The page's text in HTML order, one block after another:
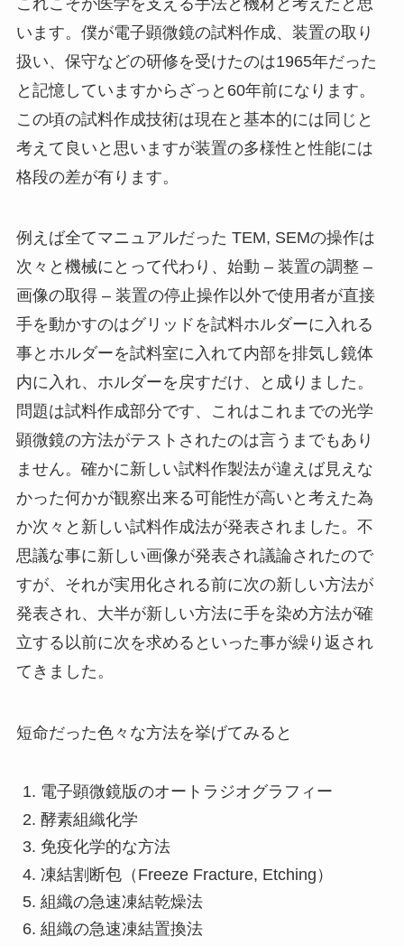
います。僕が電子顕微鏡の試料作成、装置の取り
扱い、保守などの研修を受けたのは1965年だった
と記憶していますからざっと60年前になります。
この頃の試料作成技術は現在と基本的には同じと
考えて良いと思いますが装置の多様性と性能には
格段の差が有ります。
例えば全てマニュアルだった TEM, SEMの操作は
次々と機械にとって代わり、始動 – 装置の調整 –
画像の取得 – 装置の停止操作以外で使用者が直接
手を動かすのはグリッドを試料ホルダーに入れる
事とホルダーを試料室に入れて内部を排気し鏡体
内に入れ、ホルダーを戻すだけ、と成りました。
問題は試料作成部分です、これはこれまでの光学
顕微鏡の方法がテストされたのは言うまでもあり
ません。確かに新しい試料作製法が違えば見えな
かった何かが観察出来る可能性が高いと考えた為
か次々と新しい試料作成法が発表されました。不
思議な事に新しい画像が発表され議論されたので
すが、それが実用化される前に次の新しい方法が
発表され、大半が新しい方法に手を染め方法が確
立する以前に次を求めるといった事が繰り返され
てきました。
短命だった色々な方法を挙げてみると
電子顕微鏡版のオートラジオグラフィー
酵素組織化学
免疫化学的な方法
凍結割断包（Freeze Fracture, Etching）
組織の急速凍結乾燥法
組織の急速凍結置換法